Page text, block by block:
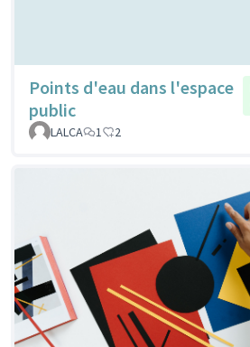
Points d'eau dans l'espace
public
LALCA
1 2